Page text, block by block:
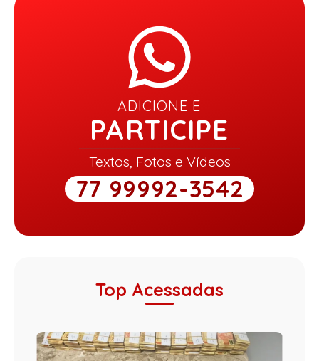
ADICIONE E
PARTICIPE
Textos, Fotos e Vídeos
77 99992-3542
Top Acessadas